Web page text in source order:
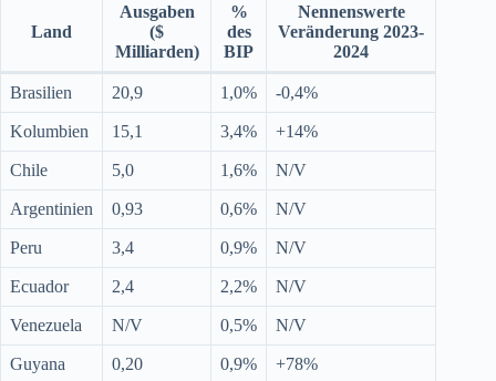
Land
Ausgaben
($
Milliarden)
%
des
BIP
Nennenswerte
Veränderung 2023-
2024
Brasilien 20,9 1,0% -0,4%
Kolumbien 15,1 3,4% +14%
Chile 5,0 1,6% N/V
Argentinien 0,93 0,6% N/V
Peru 3,4 0,9% N/V
Ecuador 2,4 2,2% N/V
Venezuela N/V 0,5% N/V
Guyana 0,20 0,9%
+78%